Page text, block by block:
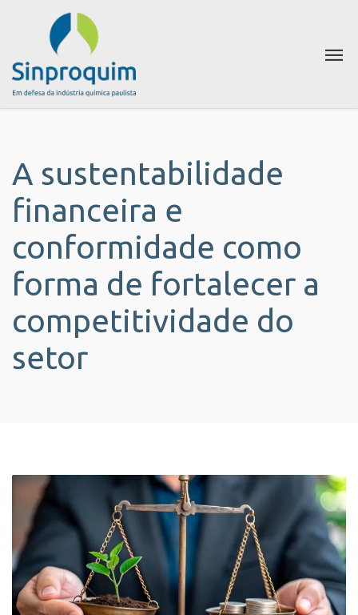
A sustentabilidade
financeira e
conformidade como
forma de fortalecer a
competitividade do
setor